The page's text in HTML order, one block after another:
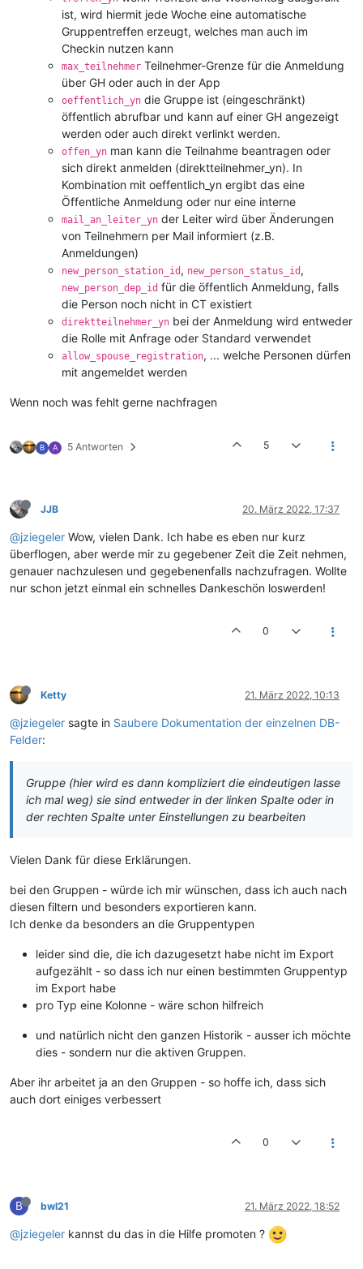
ist, wird hiermit jede Woche eine automatische
Gruppentreffen erzeugt, welches man auch im
Checkin nutzen kann
max_teilnehmer Teilnehmer-Grenze für die Anmeldung
über GH oder auch in der App
oeffentlich_yn die Gruppe ist (eingeschränkt)
öffentlich abrufbar und kann auf einer GH angezeigt
werden oder auch direkt verlinkt werden.
offen_yn man kann die Teilnahme beantragen oder
sich direkt anmelden (direktteilnehmer_yn). In
Kombination mit oeffentlich_yn ergibt das eine
Öffentliche Anmeldung oder nur eine interne
mail_an_leiter_yn der Leiter wird über Änderungen
von Teilnehmern per Mail informiert (z.B.
Anmeldungen)
new_person_station_id , new_person_status_id ,
new_person_dep_id für die öffentlich Anmeldung, falls
die Person noch nicht in CT existiert
direktteilnehmer_yn bei der Anmeldung wird entweder
die Rolle mit Anfrage oder Standard verwendet
allow_spouse_registration, ... welche Personen dürfen
mit angemeldet werden
Wenn noch was fehlt gerne nachfragen
B A 5 Antworten 5
JJB 20. März 2022, 17:37
@jziegeler Wow, vielen Dank. Ich habe es eben nur kurz
überflogen, aber werde mir zu gegebener Zeit die Zeit nehmen,
genauer nachzulesen und gegebenenfalls nachzufragen. Wollte
nur schon jetzt einmal ein schnelles Dankeschön loswerden!
0
Ketty 21. März 2022, 10:13
@jziegeler sagte in Saubere Dokumentation der einzelnen DB-
Felder:
Gruppe (hier wird es dann kompliziert die eindeutigen lasse
ich mal weg) sie sind entweder in der linken Spalte oder in
der rechten Spalte unter Einstellungen zu bearbeiten
Vielen Dank für diese Erklärungen.
bei den Gruppen - würde ich mir wünschen, dass ich auch nach
diesen filtern und besonders exportieren kann.
Ich denke da besonders an die Gruppentypen
leider sind die, die ich dazugesetzt habe nicht im Export
aufgezählt - so dass ich nur einen bestimmten Gruppentyp
im Export habe
pro Typ eine Kolonne - wäre schon hilfreich
und natürlich nicht den ganzen Historik - ausser ich möchte
dies - sondern nur die aktiven Gruppen.
Aber ihr arbeitet ja an den Gruppen - so hoffe ich, dass sich
auch dort einiges verbessert
0
B bwl21 21. März 2022, 18:52
@jziegeler kannst du das in die Hilfe promoten ?